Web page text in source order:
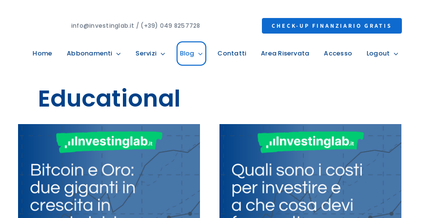
info@investinglab.it / (+39) 049 8257728 CHECK-UP FINANZIARIO GRATIS
Home Abbonamenti Servizi Blog Contatti Area Riservata Accesso Logout
Educational